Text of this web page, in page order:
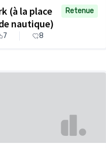
(à la place
nautique)
Retenue
7 8